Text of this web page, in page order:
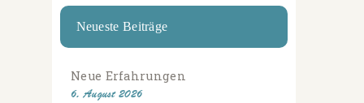
Neueste Beiträge
Neue Erfahrungen
6. August 2026